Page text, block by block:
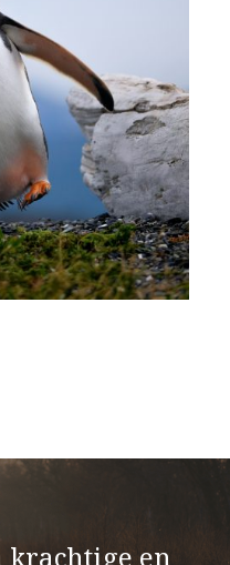
krachtige en